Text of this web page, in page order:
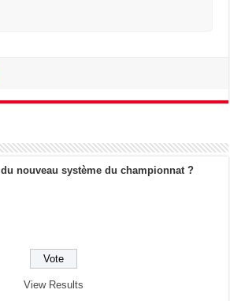
nouveau système du championnat ?
View Results